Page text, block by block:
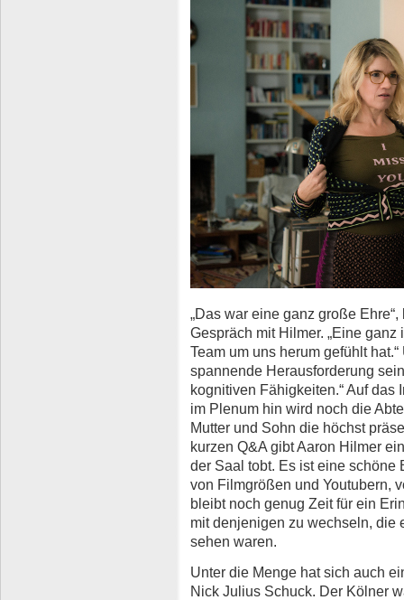
„Das war eine ganz große
Gespräch mit Hilmer. „Eine
Team um uns herum gefühlt
spannende Herausforderung
kognitiven Fähigkeiten.“ Auf
im Plenum hin wird noch die
Mutter und Sohn die höchst
kurzen Q&A gibt Aaron Hilmer
der Saal tobt. Es ist eine schöne
von Filmgrößen und Youtubern,
bleibt noch genug Zeit für ein
mit denjenigen zu wechseln, die
sehen waren.
Unter die Menge hat sich auch
Nick Julius Schuck. Der Kölner